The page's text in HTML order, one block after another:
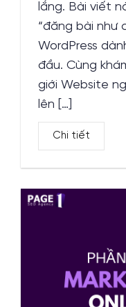
lắng. Bài viết
“đăng bài như
WordPress
đầu. Cùng
giới Website
lên […]
Chi tiết